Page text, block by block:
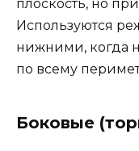
плоскость, но
Используются
нижними, когда
по всему
Боковые